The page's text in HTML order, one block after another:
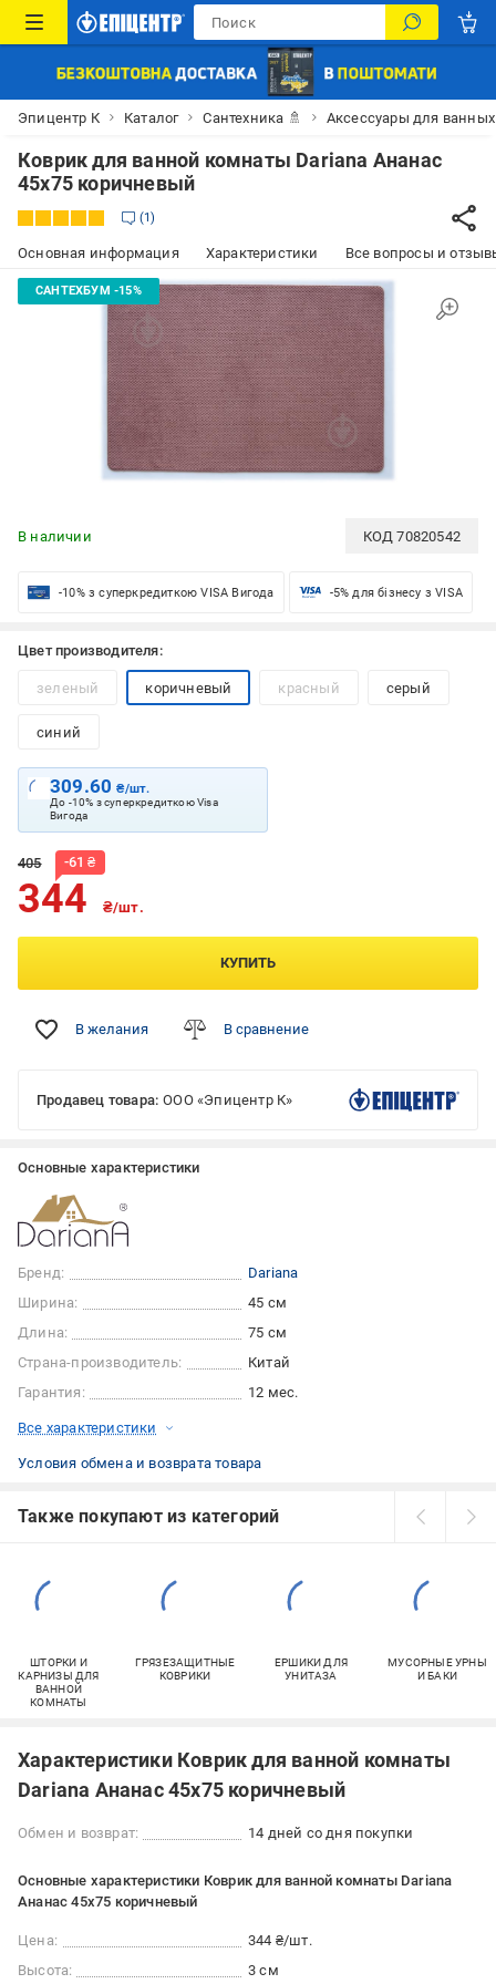
Эпицентр К Каталог Сантехника 🚿 Аксессуары для
Коврик для ванной комнаты Dariana Ананас
45х75 коричневый
1
Основная информация Характеристики Все вопросы и
В наличии КОД70820542
-10% з суперкредиткою VISA Вигода -5% для бізнесу з VISA
Цвет производителя:
зеленый коричневый красный серый
синий
309.60₴/шт.
До -10% з суперкредиткою Visa
Вигода
405 -61 ₴
344 ₴/шт.
КУПИТЬ
В желания В сравнение
Продавец товара: ООО «Эпицентр К»
Основные характеристики
Бренд:
Dariana
Ширина:
45 см
Длина:
75 см
Страна-производитель:
Китай
Гарантия:
12 мес.
Все характеристики
Условия обмена и возврата товара
Также покупают из категорий
ШТОРКИ И
КАРНИЗЫ ДЛЯ
ВАННОЙ
КОМНАТЫ
ГРЯЗЕЗАЩИТНЫЕ
КОВРИКИ
ЕРШИКИ ДЛЯ
УНИТАЗА
МУСОРНЫЕ УРНЫ
И БАКИ
Характеристики Коврик для ванной комнаты
Dariana Ананас 45х75 коричневый
Обмен и возврат: 14 дней со дня покупки
Основные характеристики Коврик для ванной комнаты Dariana
Ананас 45х75 коричневый
Цена:
344 ₴/шт.
Высота:
3 см